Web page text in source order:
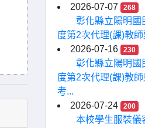
2026-07-07
268
彰化縣立陽明國
度第2次代理(課)教
2026-07-16
230
彰化縣立陽明國
度第2次代理(課)教
考...
2026-07-24
200
本校學生服裝儀